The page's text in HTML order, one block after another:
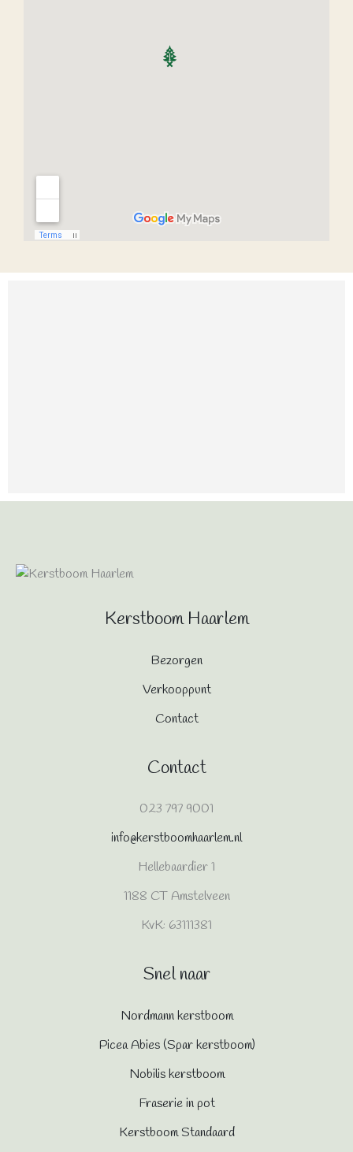
Kerstboom Haarlem
Bezorgen
Verkooppunt
Contact
Contact
023 797 9001
info@kerstboomhaarlem.nl
Hellebaardier 1
1188 CT Amstelveen
KvK: 63111381
Snel naar
Nordmann kerstboom
Picea Abies (Spar kerstboom)
Nobilis kerstboom
Fraserie in pot
Kerstboom Standaard